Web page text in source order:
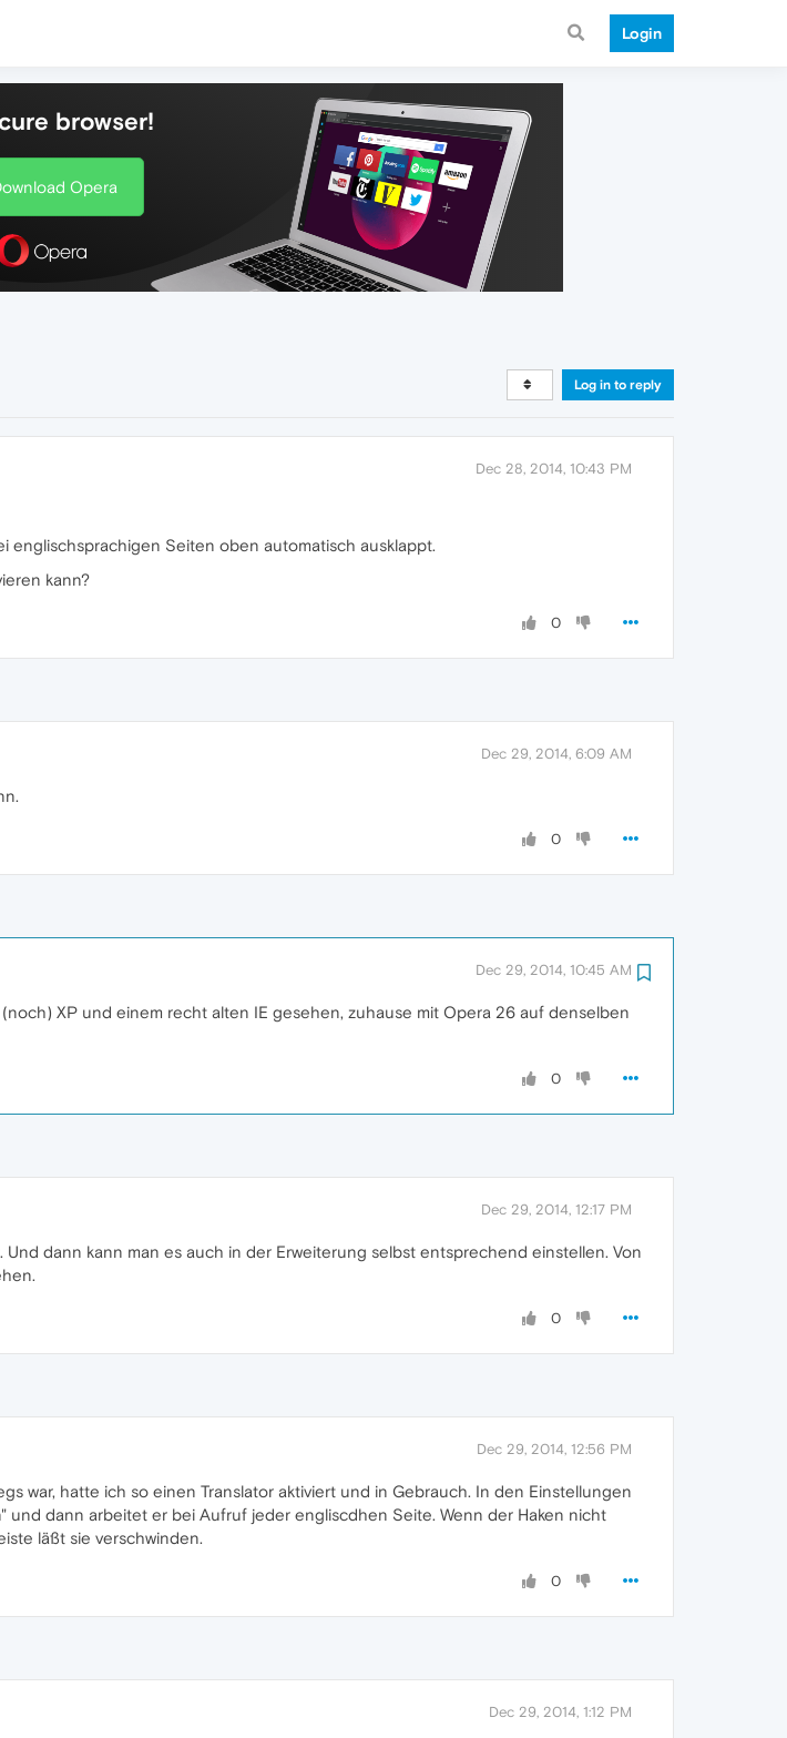
Login
browser!
Opera
Log in to reply
Dec 28, 2014, 10:43 PM
englischsprachigen Seiten oben automatisch ausklappt.
kann?
0
Dec 29, 2014, 6:09 AM
0
Dec 29, 2014, 10:45 AM
XP und einem recht alten IE gesehen, zuhause mit Opera 26 auf denselben
0
Dec 29, 2014, 12:17 PM
dann kann man es auch in der Erweiterung selbst entsprechend einstellen. Von
0
Dec 29, 2014, 12:56 PM
war, hatte ich so einen Translator aktiviert und in Gebrauch. In den Einstellungen
und dann arbeitet er bei Aufruf jeder engliscdhen Seite. Wenn der Haken nicht
läßt sie verschwinden.
0
Dec 29, 2014, 1:12 PM